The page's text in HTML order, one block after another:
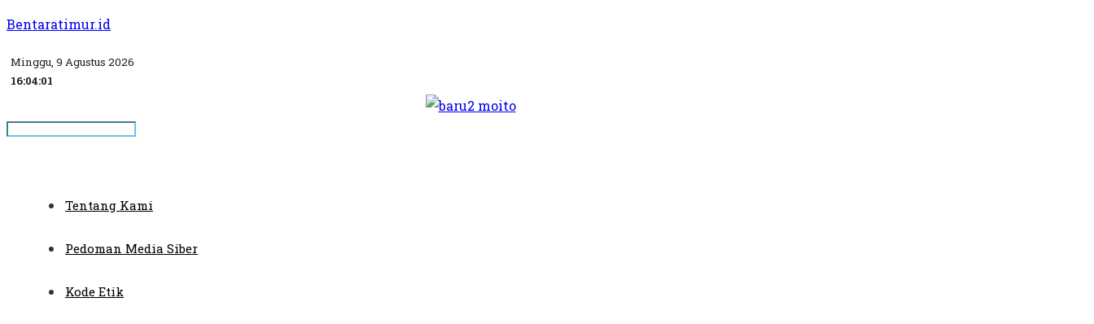
Bentaratimur.id
Minggu, 9 Agustus 2026
16:04:01
Tentang Kami
Pedoman Media Siber
Kode Etik